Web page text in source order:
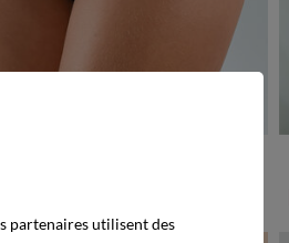
partenaires utilisent des